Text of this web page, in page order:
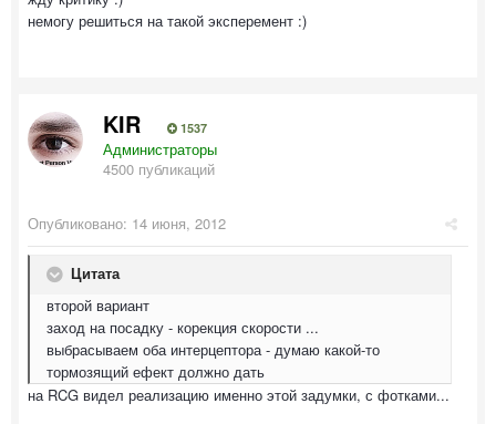
немогу решиться на такой эксперемент :)
KIR 1537
Администраторы
4500 публикаций
Опубликовано: 14 июня, 2012
Цитата
второй вариант
заход на посадку - корекция скорости ...
выбрасываем оба интерцептора - думаю какой-то
тормозящий ефект должно дать
на RCG видел реализацию именно этой задумки, с фотками...